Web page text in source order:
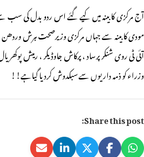
آج مرکزی کابینہ میں کیے گئے اس ردو بدل کی سب
مودی کابینہ سے جہاں مرکزی وزیرصحت ہرش وردھن
وزراء کو ذمہ داریوں سے سبکدوش کردیا گیاہے!!
Share this post: